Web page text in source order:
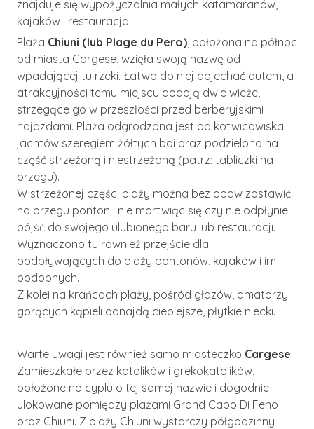
znajduje się wypożyczalnia małych katamaranów,
kajaków i restauracja.
Plaża Chiuni (lub Plage du Pero) , położona na północ
od miasta Cargese, wzięła swoją nazwę od
wpadającej tu rzeki. Łatwo do niej dojechać autem, a
atrakcyjności temu miejscu dodają dwie wieże,
strzegące go w przeszłości przed berberyjskimi
najazdami. Plaża odgrodzona jest od kotwicowiska
jachtów szeregiem żółtych boi oraz podzielona na
część strzeżoną i niestrzeżoną (patrz: tabliczki na
brzegu).
W strzeżonej części plaży można bez obaw zostawić
na brzegu ponton i nie martwiąc się czy nie odpłynie
pójść do swojego ulubionego baru lub restauracji.
Wyznaczono tu również przejście dla
podpływających do plaży pontonów, kajaków i im
podobnych.
Z kolei na krańcach plaży, pośród głazów, amatorzy
gorących kąpieli odnajdą cieplejsze, płytkie niecki.
Warte uwagi jest również samo miasteczko Cargese.
Zamieszkałe przez katolików i grekokatolików,
położone na cyplu o tej samej nazwie i dogodnie
ulokowane pomiędzy plażami Grand Capo Di Feno
oraz Chiuni. Z plaży Chiuni wystarczy półgodzinny